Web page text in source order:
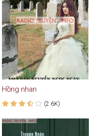
Hồng nhan
(2.6K)